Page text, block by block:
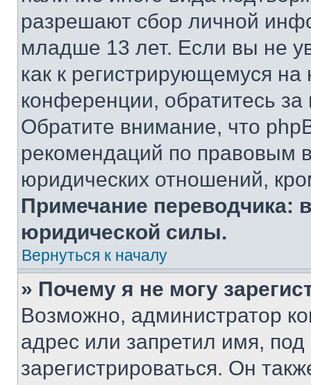
разрешают сбор личной
младше 13 лет. Если вы не
как к регистрирующемуся
конференции, обратитесь
Обратите внимание, что
рекомендаций по правовым
юридических отношений,
Примечание переводчика:
юридической силы.
Вернуться к началу
» Почему я не могу
Возможно, администратор
адрес или запретил имя,
зарегистрироваться. Он